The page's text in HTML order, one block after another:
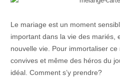
Le mariage est un moment
important dans la vie des mariés,
nouvelle vie. Pour immortaliser ce
convives et même des héros du
idéal. Comment s’y prendre?